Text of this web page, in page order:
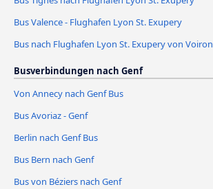
Bus Valence - Flughafen Lyon St. Exupery
Bus nach Flughafen Lyon St. Exupery von Voiron
Busverbindungen nach Genf
Von Annecy nach Genf Bus
Bus Avoriaz - Genf
Berlin nach Genf Bus
Bus Bern nach Genf
Bus von Béziers nach Genf